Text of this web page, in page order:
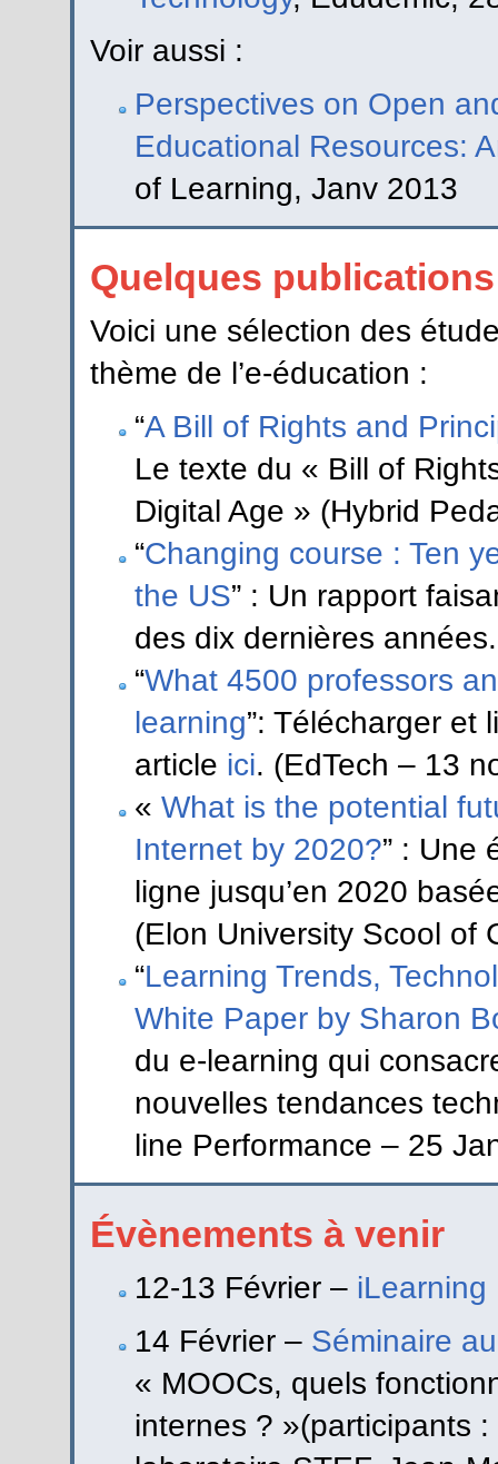
Voir aussi :
Perspectives on Open
Educational Resources:
of Learning, Janv 2013
Quelques publications
Voici une sélection des
thème de l’e-éducation :
“A Bill of Rights and
Le texte du « Bill of
Digital Age » (Hybrid
“Changing course : Ten
the US” : Un rapport
des dix dernières
“What 4500 professors
learning”: Télécharger et
article ici. (EdTech – 13
« What is the potential
Internet by 2020?” : Une
ligne jusqu’en 2020
(Elon University Scool of
“Learning Trends,
White Paper by Sharon
du e-learning qui
nouvelles tendances
line Performance – 25
Évènements à venir
12-13 Février – iLearning
14 Février – Séminaire
« MOOCs, quels
internes ? »(participants